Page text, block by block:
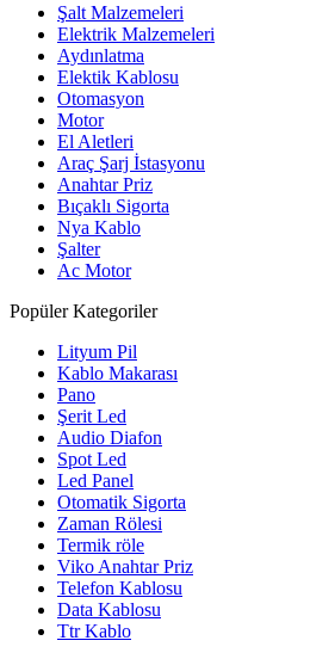
Şalt Malzemeleri
Elektrik Malzemeleri
Aydınlatma
Elektik Kablosu
Otomasyon
Motor
El Aletleri
Araç Şarj İstasyonu
Anahtar Priz
Bıçaklı Sigorta
Nya Kablo
Şalter
Ac Motor
Popüler Kategoriler
Lityum Pil
Kablo Makarası
Pano
Şerit Led
Audio Diafon
Spot Led
Led Panel
Otomatik Sigorta
Zaman Rölesi
Termik röle
Viko Anahtar Priz
Telefon Kablosu
Data Kablosu
Ttr Kablo